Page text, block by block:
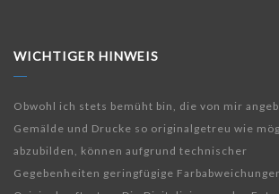
WICHTIGER HINWEIS
Obwohl ich stets bemüht bin, die von mir
Gemälde und Drucke so originalgetreu wie
abzubilden, können aufgrund technischer
Gegebenheiten geringfügige